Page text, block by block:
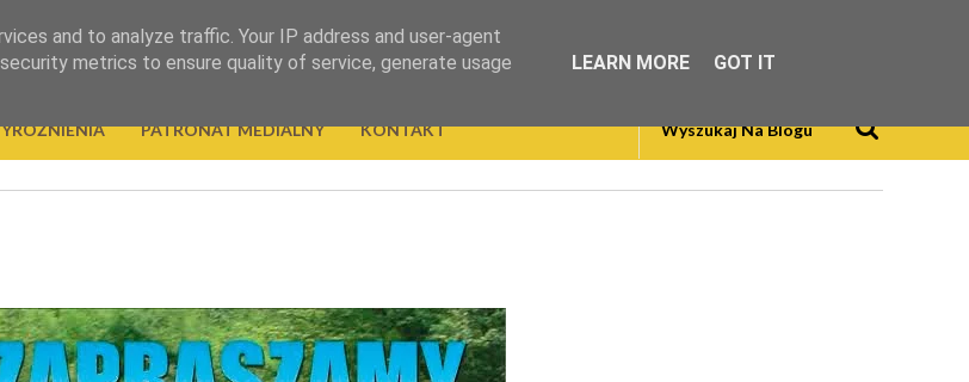
PATRONAT MEDIALNY KONTAKT
and to analyze traffic. Your IP address and user-agent
metrics to ensure quality of service, generate usage
LEARN MORE GOT IT